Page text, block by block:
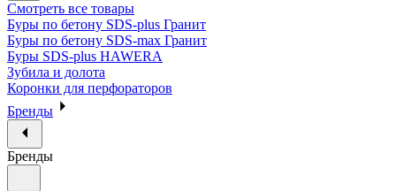
Смотреть все товары
Буры по бетону SDS-plus Гранит
Буры по бетону SDS-max Гранит
Буры SDS-plus HAWERA
Зубила и долота
Коронки для перфораторов
Бренды
Бренды